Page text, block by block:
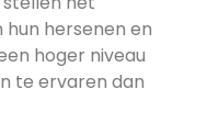
hersenen en
hoger niveau
te ervaren dan